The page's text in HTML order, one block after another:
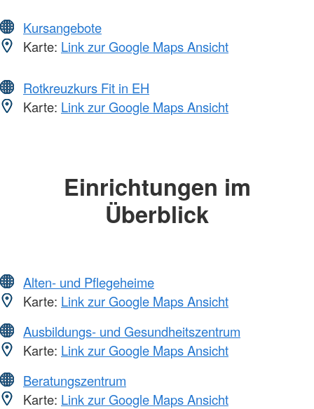
Kursangebote
Karte: Link zur Google Maps Ansicht
Rotkreuzkurs Fit in EH
Karte: Link zur Google Maps Ansicht
Einrichtungen im
Überblick
Alten- und Pflegeheime
Karte: Link zur Google Maps Ansicht
Ausbildungs- und Gesundheitszentrum
Karte: Link zur Google Maps Ansicht
Beratungszentrum
Karte: Link zur Google Maps Ansicht